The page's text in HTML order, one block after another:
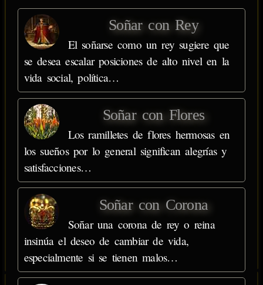
Soñar con Rey
El soñarse como un rey sugiere que
se desea escalar posiciones de alto nivel en la
vida social, política…
Soñar con Flores
Los ramilletes de flores hermosas en
los sueños por lo general significan alegrías y
satisfacciones…
Soñar con Corona
Soñar una corona de rey o reina
insinúa el deseo de cambiar de vida,
especialmente si se tienen malos…